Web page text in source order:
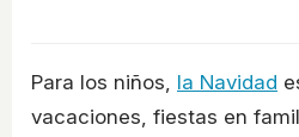
Para los niños, la Navidad
vacaciones, fiestas en